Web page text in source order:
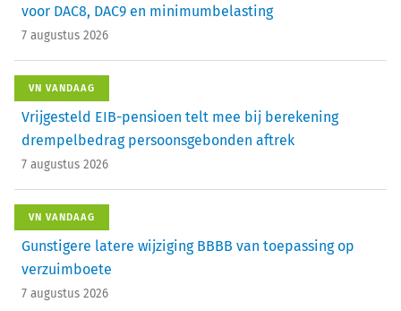
voor DAC8, DAC9 en minimumbelasting
7 augustus 2026
VN VANDAAG
Vrijgesteld EIB-pensioen telt mee bij berekening
drempelbedrag persoonsgebonden aftrek
7 augustus 2026
VN VANDAAG
Gunstigere latere wijziging BBBB van toepassing op
verzuimboete
7 augustus 2026